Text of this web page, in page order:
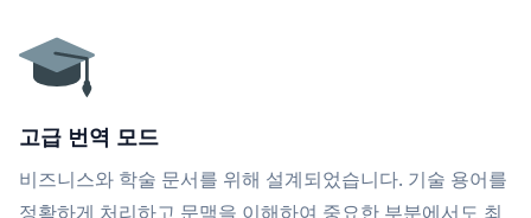
고급 번역 모드
비즈니스와 학술 문서를 위해 설계되었습니다. 기술 용어를
정확하게 처리하고 문맥을 이해하여 중요한 부분에서도 최